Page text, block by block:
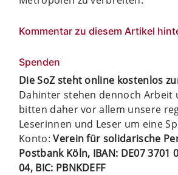
Kommentar zu diesem Artikel
Spenden
Die SoZ steht online kostenlos
Dahinter stehen dennoch Arbeit
bitten daher vor allem unsere
Leserinnen und Leser um eine
Konto:Verein für solidarische
Postbank Köln, IBAN: DE07 3701
04, BIC: PBNKDEFF